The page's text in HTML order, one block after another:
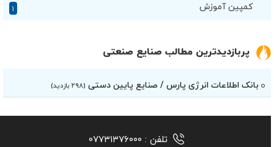
کمپین آموزش
پربازدیدترین مطالب صنایع صنعتی
بانک اطلاعات انرژی پارس / صنایع پایین دستی (۲۹۸ بازدید)
تلفن : ۰۷۷۳۱۳۷۶۰۰۰